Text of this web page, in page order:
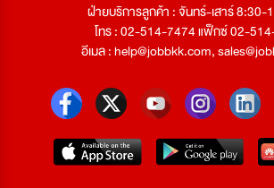
ฝ่ายบริการลูกค้า : จันทร์-เสาร์ 8:30-
โทร : 02-514-7474 แฟ็กซ์ 02-
อีเมล :help@jobbkk.com,